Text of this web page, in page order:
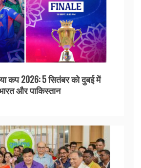
कप 2026: 5 सितंबर को दुबई में
और पाकिस्तान